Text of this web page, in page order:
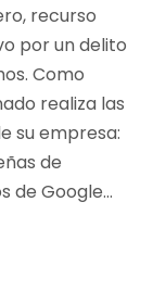
recurso
por un delito
Como
realiza las
su empresa:
de
de Google...